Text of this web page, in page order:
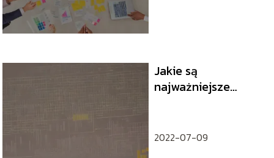
Jakie są
najważniejsze
2022-07-09